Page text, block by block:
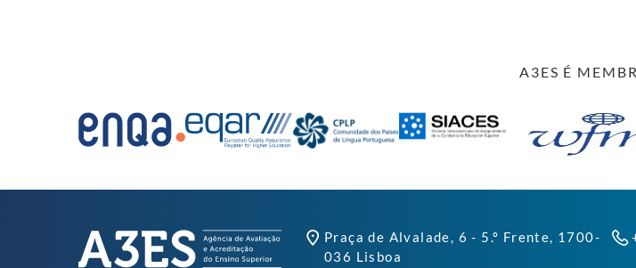
A3ES É
Praça de Alvalade, 6 - 5.º Frente, 1700-
036 Lisboa